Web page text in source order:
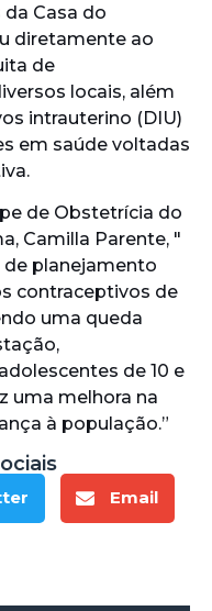
Casa do
diretamente ao
de
locais, além
intrauterino (DIU)
em saúde voltadas
de Obstetrícia do
Camilla Parente, "
planejamento
contraceptivos de
uma queda
de 10 e
uma melhora na
à população.”
Email